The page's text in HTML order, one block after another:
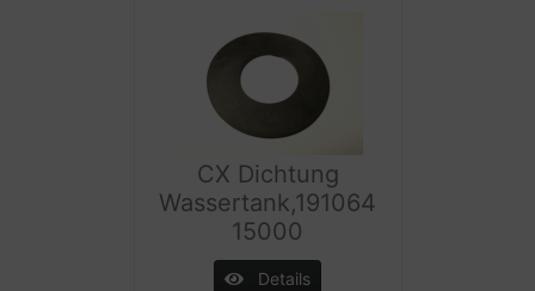
CX Dichtung
Wassertank,191064
15000
Details